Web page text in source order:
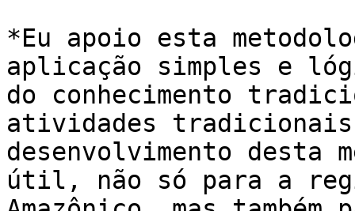
*Eu apoio esta
aplicação simples e
do conhecimento
atividades tradicionais
desenvolvimento desta
útil, não só para a